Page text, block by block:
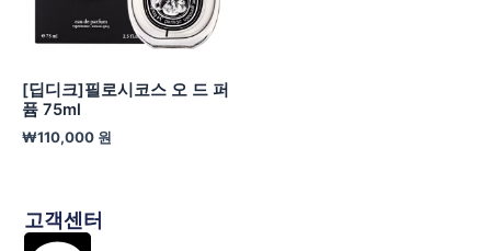
[딥디크]필로시코스 오 드 퍼
퓸 75ml
₩110,000 원
고객센터